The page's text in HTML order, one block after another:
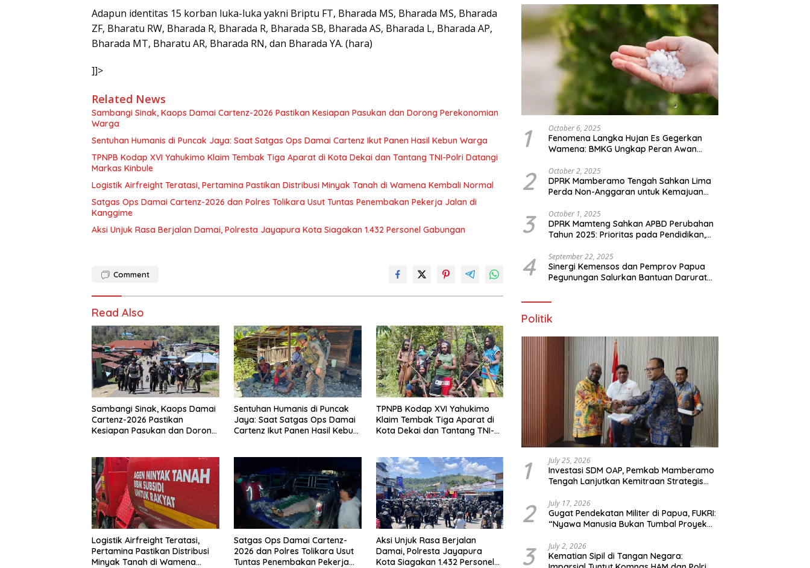
Adapun identitas 15 korban luka-luka yakni Briptu FT, Bharada MS, Bharada MS, Bharada
ZF, Bharatu RW, Bharada R, Bharada R, Bharada SB, Bharada AS, Bharada L, Bharada AP,
Bharada MT, Bharatu AR, Bharada RN, dan Bharada YA. (hara)
]]>
Related News
Sambangi Sinak, Kaops Damai Cartenz-2026 Pastikan Kesiapan Pasukan dan Dorong Perekonomian
Warga
Sentuhan Humanis di Puncak Jaya: Saat Satgas Ops Damai Cartenz Ikut Panen Hasil Kebun Warga
TPNPB Kodap XVI Yahukimo Klaim Tembak Tiga Aparat di Kota Dekai dan Tantang TNI-Polri Datangi
Markas Kinbule
Logistik Airfreight Teratasi, Pertamina Pastikan Distribusi Minyak Tanah di Wamena Kembali Normal
Satgas Ops Damai Cartenz-2026 dan Polres Tolikara Usut Tuntas Penembakan Pekerja Jalan di
Kanggime
Aksi Unjuk Rasa Berjalan Damai, Polresta Jayapura Kota Siagakan 1.432 Personel Gabungan
Comment
Read Also
Sambangi Sinak, Kaops Damai
Cartenz-2026 Pastikan
Kesiapan Pasukan dan Dorong
Sentuhan Humanis di Puncak
Jaya: Saat Satgas Ops Damai
Cartenz Ikut Panen Hasil Kebun
TPNPB Kodap XVI Yahukimo
Klaim Tembak Tiga Aparat di
Kota Dekai dan Tantang TNI-
Logistik Airfreight Teratasi,
Pertamina Pastikan Distribusi
Minyak Tanah di Wamena
Satgas Ops Damai Cartenz-
2026 dan Polres Tolikara Usut
Tuntas Penembakan Pekerja
Aksi Unjuk Rasa Berjalan
Damai, Polresta Jayapura
Kota Siagakan 1.432 Personel
1 October 6, 2025
Fenomena Langka Hujan Es Gegerkan
Wamena: BMKG Ungkap Peran Awan
Ekstrem Peralihan Musim
2 October 2, 2025
DPRK Mamberamo Tengah Sahkan Lima
Perda Non-Anggaran untuk Kemajuan
3 October 1, 2025
DPRK Mamteng Sahkan APBD Perubahan
Tahun 2025: Prioritas pada Pendidikan,
4 September 22, 2025
Sinergi Kemensos dan Pemprov Papua
Pegunungan Salurkan Bantuan Darurat
Politik
1 July 25, 2026
Investasi SDM OAP, Pemkab Mamberamo
Tengah Lanjutkan Kemitraan Strategis
2 July 17, 2026
Gugat Pendekatan Militer di Papua, FUKRI:
“Nyawa Manusia Bukan Tumbal Proyek
3 July 2, 2026
Kematian Sipil di Tangan Negara: